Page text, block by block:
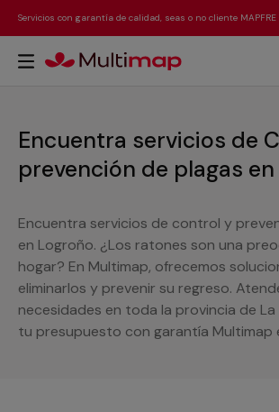
Servicios con garantía de calidad, seas o no cliente MAPFRE
Encuentra servicios de
prevención de plagas en
Encuentra servicios de control y
en Logroño. ¿Los ratones son una
hogar? En Multimap, ofrecemos
eliminarlos y prevenir su regreso.
necesidades en toda la provincia de La
tu presupuesto con garantía Multimap